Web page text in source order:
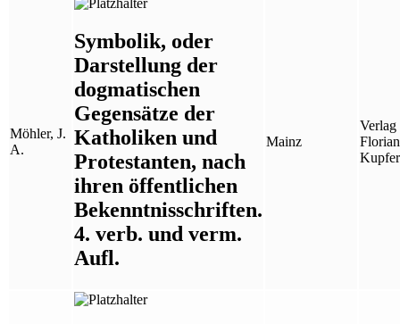
Möhler, J.
A.
Symbolik, oder
Darstellung der
dogmatischen
Gegensätze der
Katholiken und
Protestanten, nach
ihren öffentlichen
Bekenntnisschriften.
4. verb. und verm.
Aufl.
Mainz
Verlag
Florian